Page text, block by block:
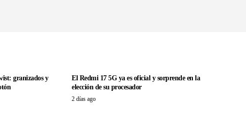
granizados y
El Redmi 17 5G ya es oficial y sorprende en la
elección de su procesador
2 días ago